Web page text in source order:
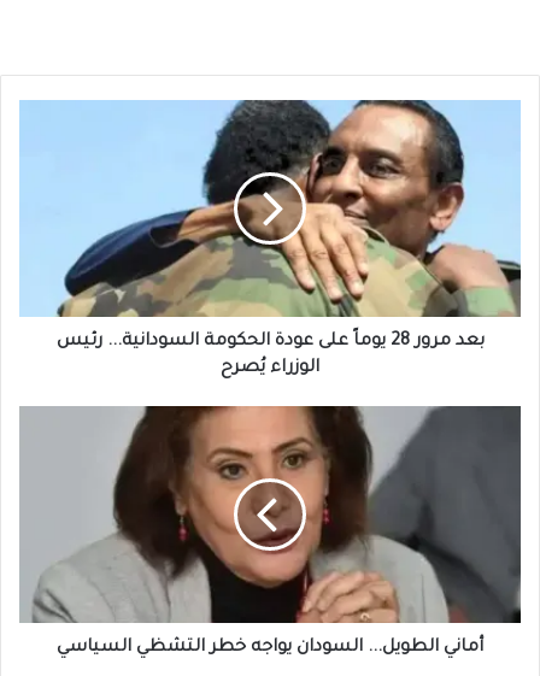
الحكومة
السودانية...
رئيس
الوزراء
بعد مرور 28 يوماً على عودة الحكومة السودانية... رئيس
الوزراء يُصرح
السياسي
أماني الطويل... السودان يواجه خطر التشظي السياسي